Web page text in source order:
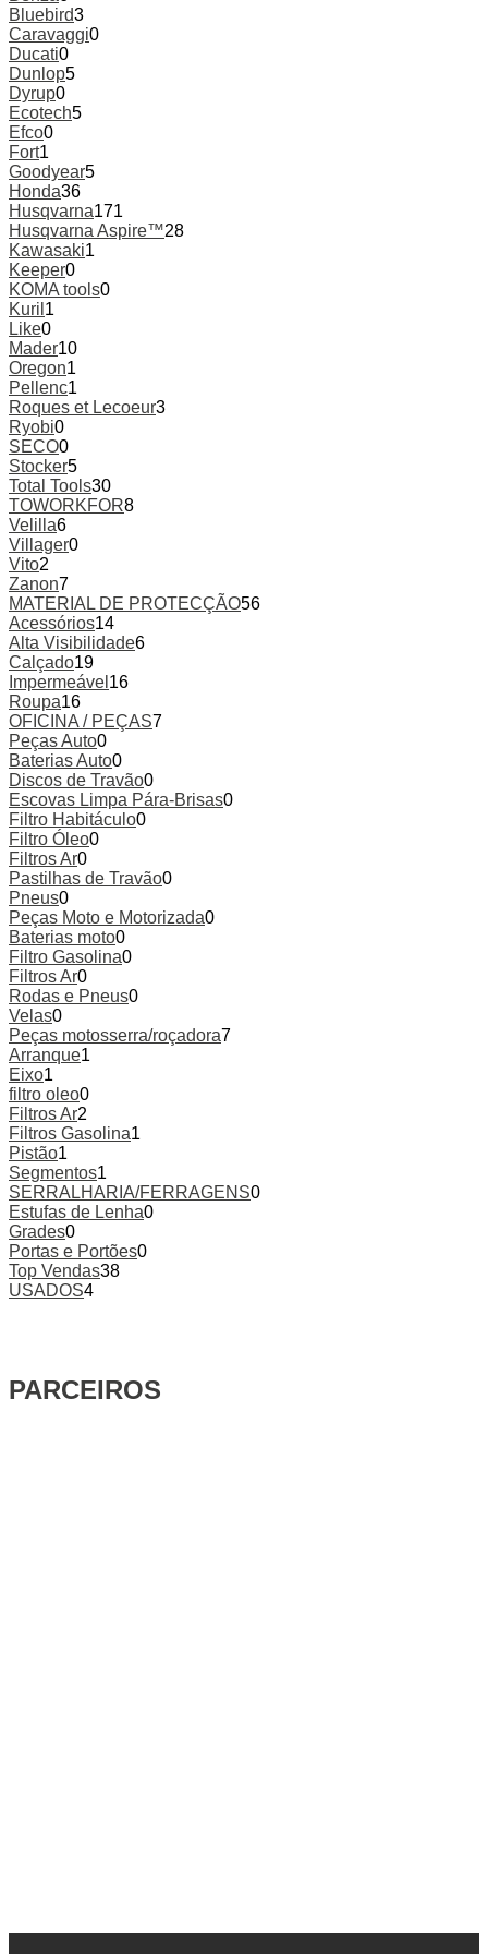
Bluebird3
Caravaggi0
Ducati0
Dunlop5
Dyrup0
Ecotech5
Efco0
Fort1
Goodyear5
Honda36
Husqvarna171
Husqvarna Aspire™28
Kawasaki1
Keeper0
KOMA tools0
Kuril 1
Like0
Mader10
Oregon1
Pellenc1
Roques et Lecoeur3
Ryobi0
SECO0
Stocker5
Total Tools30
TOWORKFOR8
Velilla6
Villager0
Vito2
Zanon7
MATERIAL DE PROTECÇÃO56
Acessórios14
Alta Visibilidade6
Calçado19
Impermeável 16
Roupa16
OFICINA / PEÇAS7
Peças Auto0
Baterias Auto0
Discos de Travão0
Escovas Limpa Pára-Brisas0
Filtro Habitáculo0
Filtro Óleo0
Filtros Ar0
Pastilhas de Travão0
Pneus0
Peças Moto e Motorizada0
Baterias moto0
Filtro Gasolina0
Filtros Ar0
Rodas e Pneus0
Velas0
Peças motosserra/roçadora7
Arranque1
Eixo1
filtro oleo0
Filtros Ar2
Filtros Gasolina1
Pistão1
Segmentos1
SERRALHARIA/FERRAGENS0
Estufas de Lenha0
Grades0
Portas e Portões0
Top Vendas38
USADOS4
PARCEIROS